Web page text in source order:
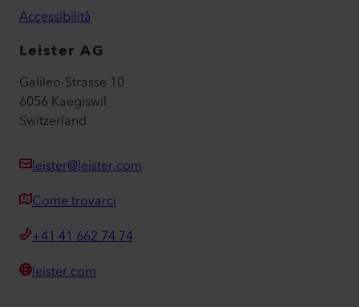
Accessibilità
Leister AG
Galileo-Strasse 10
6056 Kaegiswil
Switzerland
leister@leister.com
Come trovarci
+41 41 662 74 74
leister.com